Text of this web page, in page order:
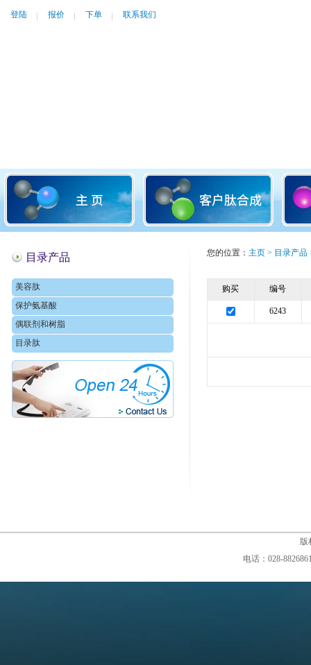
登陆 报价 下单 联系我们
目录产品
美容肽
保护氨基酸
偶联剂和树脂
目录肽
您的位置： 主页> 目录产品
购买 编号
6243
版
电话：028-